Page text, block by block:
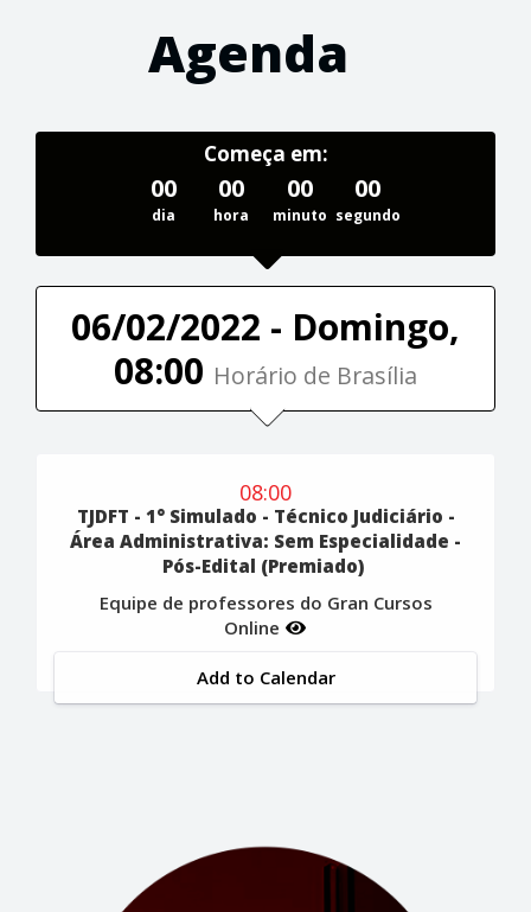
Agenda
Começa em:
00
dia
00
hora
00
minuto
00
segundo
06/02/2022 - Domingo,
08:00 Horário de Brasília
08:00
TJDFT - 1° Simulado - Técnico Judiciário -
Área Administrativa: Sem Especialidade -
Pós-Edital (Premiado)
Equipe de professores do Gran Cursos
Online
Add to Calendar